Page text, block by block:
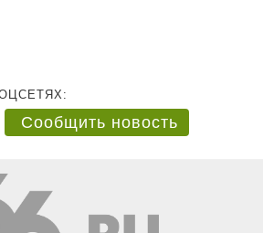
Сообщить новость